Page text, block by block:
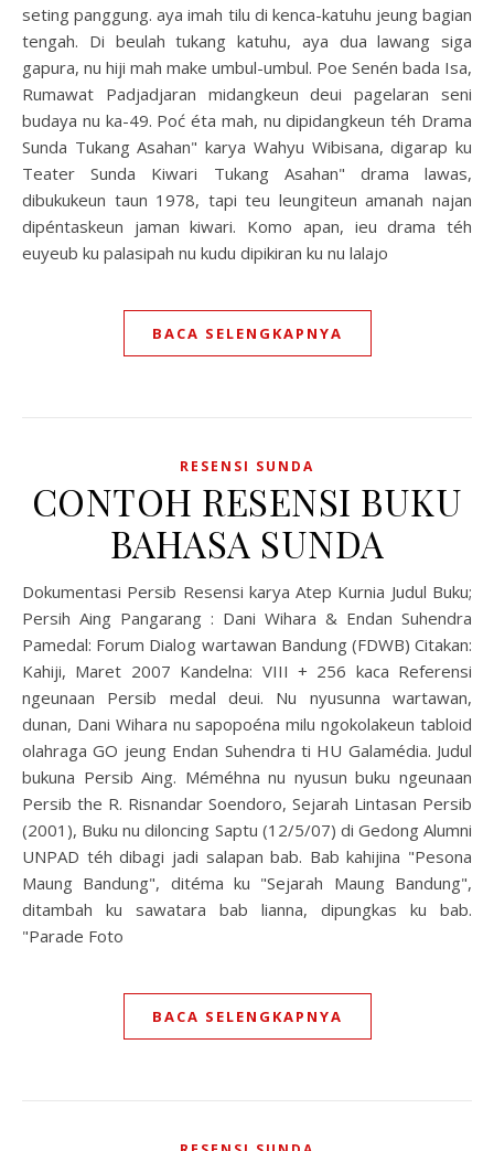
seting panggung. aya imah tilu di kenca-katuhu jeung bagian
tengah. Di beulah tukang katuhu, aya dua lawang siga
gapura, nu hiji mah make umbul-umbul. Poe Senén bada Isa,
Rumawat Padjadjaran midangkeun deui pagelaran seni
budaya nu ka-49. Poć éta mah, nu dipidangkeun téh Drama
Sunda Tukang Asahan" karya Wahyu Wibisana, digarap ku
Teater Sunda Kiwari Tukang Asahan" drama lawas,
dibukukeun taun 1978, tapi teu leungiteun amanah najan
dipéntaskeun jaman kiwari. Komo apan, ieu drama téh
euyeub ku palasipah nu kudu dipikiran ku nu lalajo
BACA SELENGKAPNYA
RESENSI SUNDA
CONTOH RESENSI BUKU
BAHASA SUNDA
Dokumentasi Persib Resensi karya Atep Kurnia Judul Buku;
Persih Aing Pangarang : Dani Wihara & Endan Suhendra
Pamedal: Forum Dialog wartawan Bandung (FDWB) Citakan:
Kahiji, Maret 2007 Kandelna: VIII + 256 kaca Referensi
ngeunaan Persib medal deui. Nu nyusunna wartawan,
dunan, Dani Wihara nu sapopoéna milu ngokolakeun tabloid
olahraga GO jeung Endan Suhendra ti HU Galamédia. Judul
bukuna Persib Aing. Méméhna nu nyusun buku ngeunaan
Persib the R. Risnandar Soendoro, Sejarah Lintasan Persib
(2001), Buku nu diloncing Saptu (12/5/07) di Gedong Alumni
UNPAD téh dibagi jadi salapan bab. Bab kahijina "Pesona
Maung Bandung", ditéma ku "Sejarah Maung Bandung",
ditambah ku sawatara bab lianna, dipungkas ku bab.
"Parade Foto
BACA SELENGKAPNYA